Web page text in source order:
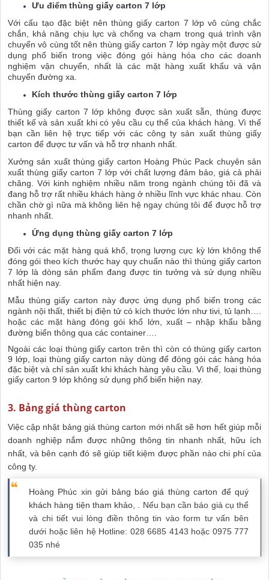
Ưu điểm thùng giấy carton 7 lớp
Với cấu tạo đặc biệt nên thùng giấy carton 7 lớp vô cùng chắc
chắn, khả năng chịu lực và chống va chạm trong quá trình vận
chuyển vô cùng tốt nên thùng giấy carton 7 lớp ngày một được sử
dụng phổ biến trong việc đóng gói hàng hóa cho các doanh
nghiệm vận chuyển, nhất là các mặt hàng xuất khẩu và vận
chuyển đường xa.
Kích thước thùng giấy carton 7 lớp
Thùng giấy carton 7 lớp không được sản xuất sẵn, thùng được
thiết kế và sản xuất khi có yêu cầu cụ thể của khách hàng. Vì thế
bạn cần liên hệ trực tiếp với các công ty sản xuất thùng giấy
carton để được tư vấn và hỗ trợ nhanh nhất.
Xưởng sản xuất thùng giấy carton Hoàng Phúc Pack chuyên sản
xuất thùng giấy carton 7 lớp với chất lượng đảm bảo, giá cả phải
chăng. Với kinh nghiệm nhiều năm trong ngành chúng tôi đã và
đang hỗ trợ rất nhiều khách hàng ở nhiều lĩnh vực khác nhau. Còn
chần chờ gì nữa mà không liên hệ ngay chúng tôi để được hỗ trợ
nhanh nhất.
Ứng dụng thùng giấy carton 7 lớp
Đối với các mặt hàng quá khổ, trọng lượng cực kỳ lớn không thể
đóng gói theo kích thước hay quy chuẩn nào thì thùng giấy carton
7 lớp là dòng sản phẩm đang được tin tưởng và sử dụng nhiều
nhất hiện nay.
Mẫu thùng giấy carton này được ứng dụng phổ biến trong các
ngành nội thất, thiết bị điện tử có kích thước lớn như tivi, tủ lạnh….
hoặc các mặt hàng đóng gói khổ lớn, xuất – nhập khẩu bằng
đường biển thông qua các container….
Ngoài các loại thùng giấy carton trên thì còn có thùng giấy carton
9 lớp, loại thùng giấy carton này dùng để đóng gói các hàng hóa
đặc biệt và chỉ sản xuất khi khách hàng yêu cầu. Vì thế, loại thùng
giấy carton 9 lớp không sử dụng phổ biến hiện nay.
3. Bảng giá thùng carton
Việc cập nhật bảng giá thùng carton mới nhất sẽ hơn hết giúp mỗi
doanh nghiệp nắm được những thông tin nhanh nhất, hữu ích
nhất, và bên cạnh đó sẽ giúp tiết kiệm được phần nào chi phí của
công ty.
Hoàng Phúc xin gửi bảng báo giá thùng carton để quý
khách hàng tiện tham khảo, . Nếu bạn cần báo giá cụ thể
và chi tiết vui lòng điền thông tin vào form tư vấn bên
dưới hoặc liên hệ Hotline: 028 6685 4143 hoặc 0975 777
035 nhé